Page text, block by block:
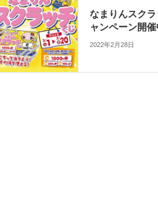
なまりんスクラ
ャンペーン開催
2022年2月28日